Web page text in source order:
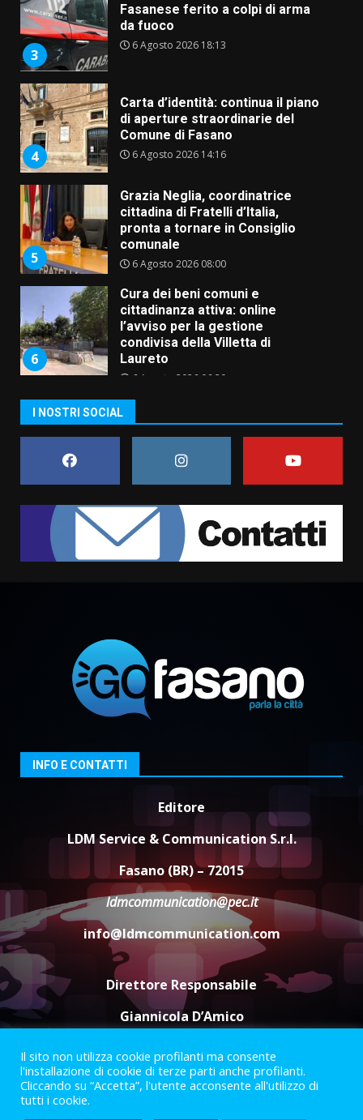
3
Fasanese ferito a colpi di arma
da fuoco
6 Agosto 2026 18:13
4
Carta d’identità: continua il piano
di aperture straordinarie del
Comune di Fasano
6 Agosto 2026 14:16
5
Grazia Neglia, coordinatrice
cittadina di Fratelli d’Italia,
pronta a tornare in Consiglio
comunale
6 Agosto 2026 08:00
6
Cura dei beni comuni e
cittadinanza attiva: online
l’avviso per la gestione
condivisa della Villetta di
Laureto
6 Agosto 2026 06:20
assoluta de “L’Albergo
Belvedere. Il rapimento”
6 Agosto 2026 06:15
1
Rivoluzione”: nuovo
appuntamento con “Fasano in
Banda”
campionato di calcio”
7 Agosto 2026 06:00
3
Fasanese ferito a colpi di arma
6 Agosto 2026 18:13
Carta d’identità: continua il piano
di aperture straordinarie del
Comune di Fasano
6 Agosto 2026 14:16
Grazia Neglia, coordinatrice
cittadina di Fratelli d’Italia,
pronta a tornare in Consiglio
comunale
6 Agosto 2026 08:00
I NOSTRI SOCIAL
INFO E CONTATTI
Editore
LDM Service & Communication S.r.l.
Fasano (BR) – 72015
ldmcommunication@pec.it
info@ldmcommunication.com
Direttore Responsabile
Giannicola D’Amico
Termini e Condizioni
Privacy Policy
Informazioni Legali
Facebook
Instagram
Youtube
Il sito non utilizza cookie profilanti ma consente
l'installazione di cookie di terze parti anche profilanti.
Cliccando su “Accetta”, l'utente acconsente all'utilizzo di
tutti i cookie.